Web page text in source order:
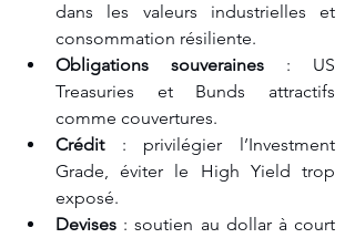
dans les valeurs industrielles et
consommation résiliente.
Obligations souveraines : US
Treasuries et Bunds attractifs
comme couvertures.
Crédit : privilégier l’Investment
Grade, éviter le High Yield trop
exposé.
Devises : soutien au dollar à court